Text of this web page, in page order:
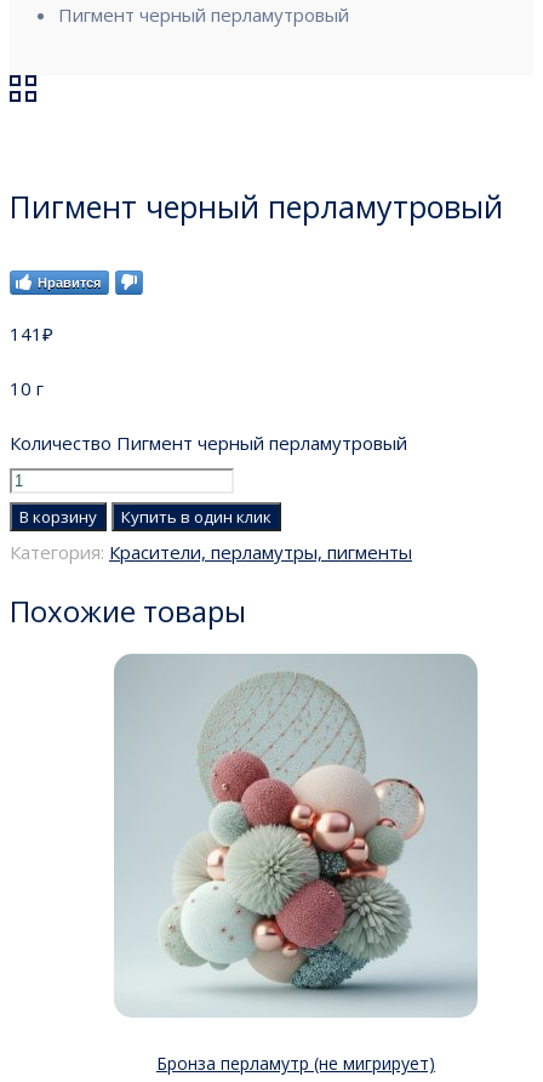
Пигмент черный перламутровый
Пигмент черный перламутровый
Нравится
141 ₽
10 г
Количество Пигмент черный перламутровый
В корзину Купить в один клик
Категория: Красители, перламутры, пигменты
Похожие товары
Бронза перламутр (не мигрирует)